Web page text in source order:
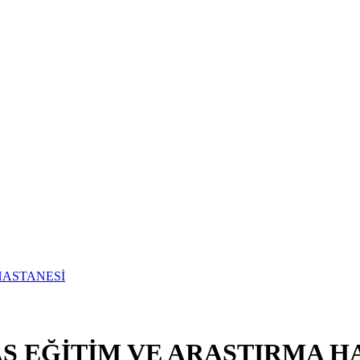
EĞİTİM VE ARAŞTIRMA